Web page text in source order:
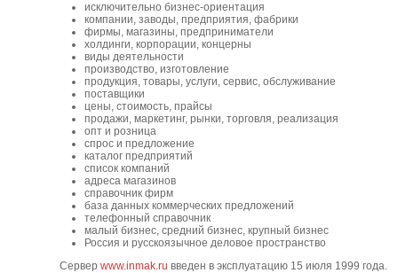
исключительно бизнес-ориентация
компании, заводы, предприятия, фабрики
фирмы, магазины, предприниматели
холдинги, корпорации, концерны
виды деятельности
производство, изготовление
продукция, товары, услуги, сервис, обслуживание
поставщики
цены, стоимость, прайсы
продажи, маркетинг, рынки, торговля, реализация
опт и розница
спрос и предложение
каталог предприятий
список компаний
адреса магазинов
справочник фирм
база данных коммерческих предложений
телефонный справочник
малый бизнес, средний бизнес, крупный бизнес
Россия и русскоязычное деловое пространство
Сервер www.inmak.ru введен в эксплуатацию 15 июля 1999 года.